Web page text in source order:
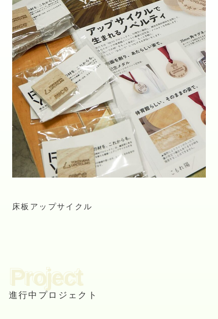
床板アップサイクル
Project
進行中プロジェクト